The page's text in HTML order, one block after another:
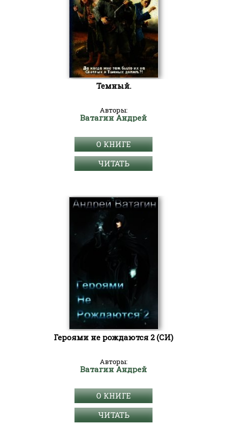
Темный.
Авторы:
Ватагин Андрей
О КНИГЕ
ЧИТАТЬ
Героями не рождаются 2 (СИ)
Авторы:
Ватагин Андрей
О КНИГЕ
ЧИТАТЬ